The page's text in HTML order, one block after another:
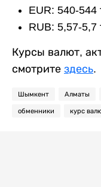
EUR: 540-544
RUB: 5,57-5,7
Курсы валют,
смотрите здесь.
Шымкент Алматы
обменники курс